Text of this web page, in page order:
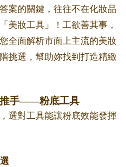
案的關鍵，往往不在化妝品
美妝工具」！工欲善其事，
全面解析市面上主流的美妝
挑選，幫助妳找到打造精緻
推手——粉底工具
選對工具能讓粉底效能發揮